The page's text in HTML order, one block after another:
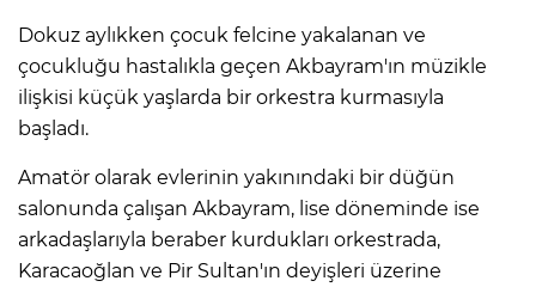
Dokuz aylıkken çocuk felcine yakalanan ve
çocukluğu hastalıkla geçen Akbayram'ın müzikle
ilişkisi küçük yaşlarda bir orkestra kurmasıyla
başladı.
Amatör olarak evlerinin yakınındaki bir düğün
salonunda çalışan Akbayram, lise döneminde ise
arkadaşlarıyla beraber kurdukları orkestrada,
Karacaoğlan ve Pir Sultan'ın deyişleri üzerine